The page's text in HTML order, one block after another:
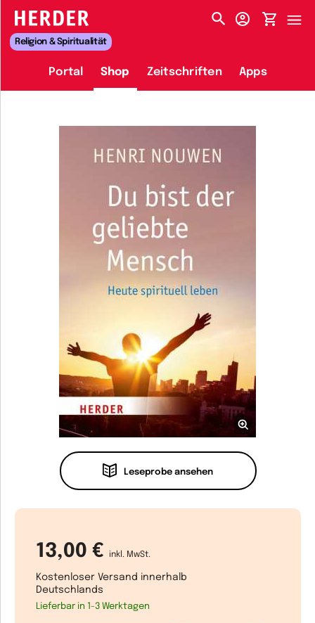
HERDER-MENÜ
Religion & Spiritualität
Portal Shop Zeitschriften Apps
Leseprobe ansehen
13,00 € inkl. MwSt.
Kostenloser Versand innerhalb
Deutschlands
Lieferbar in 1-3 Werktagen